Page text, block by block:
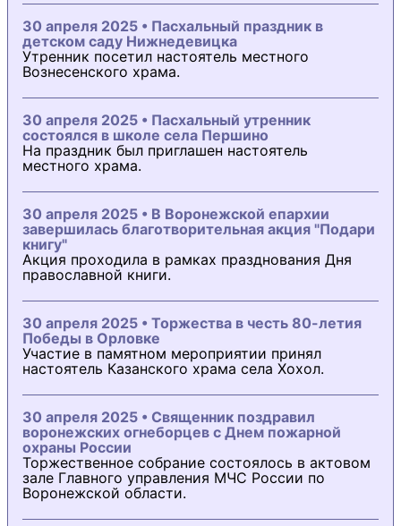
30 апреля 2025 • Пасхальный праздник в
детском саду Нижнедевицка
Утренник посетил настоятель местного
Вознесенского храма.
30 апреля 2025 • Пасхальный утренник
состоялся в школе села Першино
На праздник был приглашен настоятель
местного храма.
30 апреля 2025 • В Воронежской епархии
завершилась благотворительная акция "Подари
книгу"
Акция проходила в рамках празднования Дня
православной книги.
30 апреля 2025 • Торжества в честь 80-летия
Победы в Орловке
Участие в памятном мероприятии принял
настоятель Казанского храма села Хохол.
30 апреля 2025 • Священник поздравил
воронежских огнеборцев с Днем пожарной
охраны России
Торжественное собрание состоялось в актовом
зале Главного управления МЧС России по
Воронежской области.